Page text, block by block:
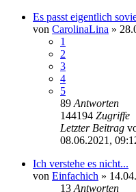
Es passt eigentlich
von CarolinaLina »
1
2
3
4
5
89 Antworten
144194 Zugriffe
Letzter Beitrag
08.06.2021,
Ich verstehe es nicht...
von Einfachich »
13 Antworten